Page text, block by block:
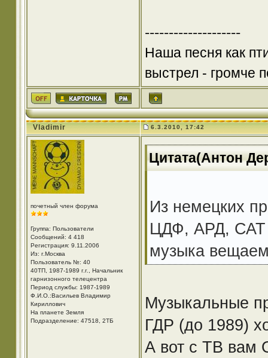
--------------------
Наша песня как
выстрел - громче
Vladimir 6.3.2010, 17:42
почетный член форума
Группа: Пользователи
Сообщений: 4 418
Регистрация: 9.11.2006
Из: г.Москва
Пользователь №: 40
40ТП, 1987-1989 г.г., Начальник
гарнизонного телецентра
Период службы: 1987-1989
Ф.И.О.:Васильев Владимир
Кириллович
На планете Земля
Подразделение: 47518, 2ТБ
Цитата(Антон
Из немецких
ЦДФ, АРД, САТ
музыка
Музыкальные
ГДР (до 1989)
А вот с ТВ вам